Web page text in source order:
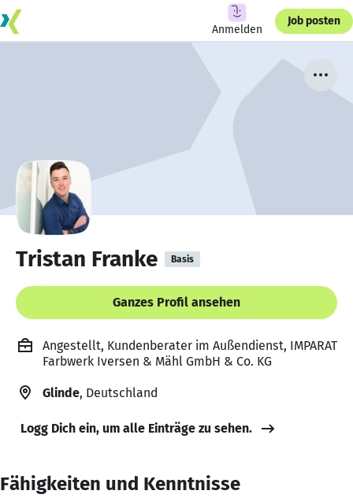
Anmelden
Job posten
Tristan Franke Basis
Ganzes Profil ansehen
Angestellt, Kundenberater im Außendienst, IMPARAT
Farbwerk Iversen & Mähl GmbH & Co. KG
Glinde, Deutschland
Logg Dich ein, um alle Einträge zu sehen.
Fähigkeiten und Kenntnisse